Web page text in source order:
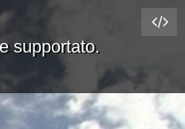
supportato.